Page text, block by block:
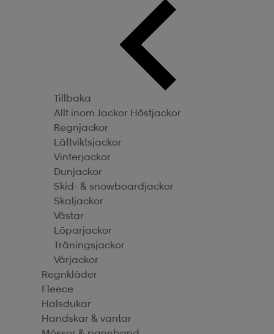
Tillbaka
Allt inom Jackor Höstjackor
Regnjackor
Lättviktsjackor
Vinterjackor
Dunjackor
Skid- & snowboardjackor
Skaljackor
Västar
Löparjackor
Träningsjackor
Vårjackor
Regnkläder
Fleece
Halsdukar
Handskar & vantar